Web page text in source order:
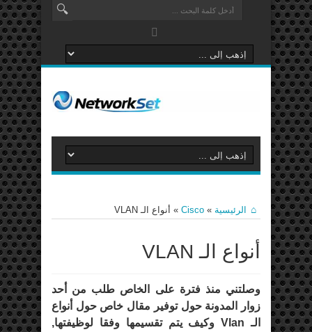
الرئيسية »
Cisco
» أنواع الـ VLAN
أنواع الـ VLAN
وصلتني منذ فترة على الخاص طلب من أحد
زوار المدونة حول توفير مقال خاص حول أنواع
الـ Vlan وكيف يتم تقسيمها وفقا لوظيفتها,